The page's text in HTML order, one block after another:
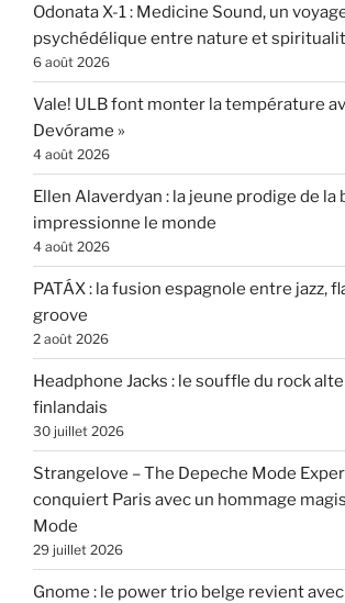
Odonata X-1 : Medicine Sound, un
psychédélique entre nature et
6 août 2026
Vale! ULB font monter la température
Devórame »
4 août 2026
Ellen Alaverdyan : la jeune prodige de la
impressionne le monde
4 août 2026
PATÁX : la fusion espagnole entre jazz,
groove
2 août 2026
Headphone Jacks : le souffle du rock
finlandais
30 juillet 2026
Strangelove – The Depeche Mode
conquiert Paris avec un hommage
Mode
29 juillet 2026
Gnome : le power trio belge revient